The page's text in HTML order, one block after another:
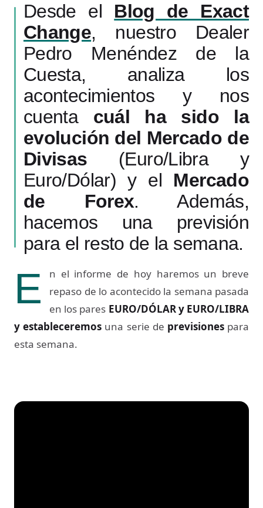
Desde el Blog de Exact
Change, nuestro Dealer
Pedro Menéndez de la
Cuesta, analiza los
acontecimientos y nos
cuenta cuál ha sido la
evolución del Mercado de
Divisas (Euro/Libra y
Euro/Dólar) y el Mercado
de Forex. Además,
hacemos una previsión
para el resto de la semana.
E
n el informe de hoy haremos un breve
repaso de lo acontecido la semana pasada
en los pares EURO/DÓLAR y EURO/LIBRA
y estableceremos una serie de previsionespara
esta semana.